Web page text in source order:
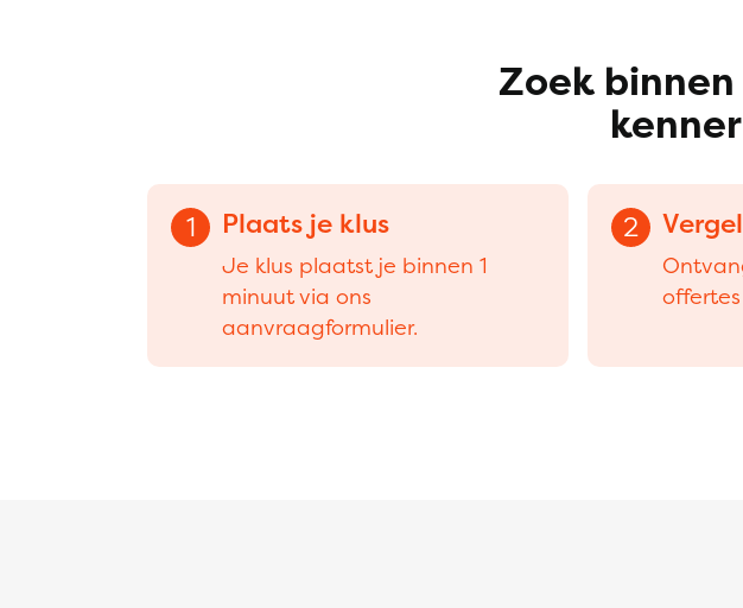
Zoek
1 Plaats je klus
Je klus plaatst je binnen 1
minuut via ons
aanvraagformulier.
2